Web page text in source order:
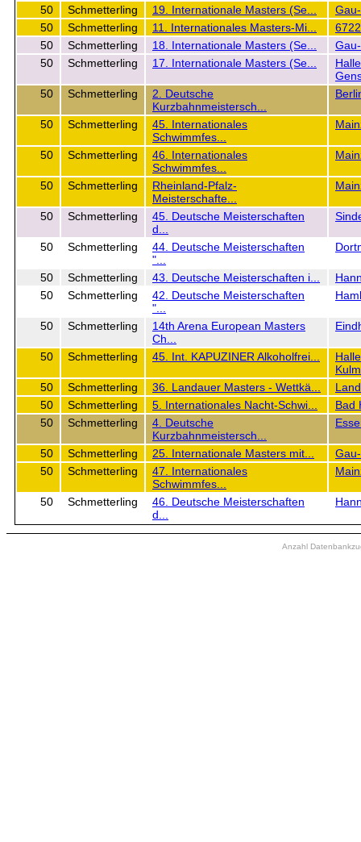
50
Schmetterling 19. Internationale Masters (Se...
50
Schmetterling 11. Internationales Masters-Mi...
50
Schmetterling 18. Internationale Masters (Se...
50
Schmetterling 17. Internationale Masters (Se...
50
Schmetterling
2. Deutsche
Kurzbahnmeistersch...
50 Schmetterling
45. Internationales
Schwimmfes...
50 Schmetterling
46. Internationales
Schwimmfes...
50 Schmetterling
Rheinland-Pfalz-
Meisterschafte...
50 Schmetterling
45. Deutsche Meisterschaften
d...
50 Schmetterling
44. Deutsche Meisterschaften
"...
50 Schmetterling 43. Deutsche Meisterschaften i...
50
Schmetterling
42. Deutsche Meisterschaften
"...
50 Schmetterling
14th Arena European Masters
Ch...
50 Schmetterling 45. Int. KAPUZINER Alkoholfrei...
50
Schmetterling 36. Landauer Masters - Wettkä...
50
Schmetterling 5. Internationales Nacht-Schwi...
Bad
50
Schmetterling
4. Deutsche
Kurzbahnmeistersch...
50 Schmetterling 25. Internationale Masters mit...
50
Schmetterling
47. Internationales
Schwimmfes...
50 Schmetterling
46. Deutsche Meisterschaften
d...
Anzahl